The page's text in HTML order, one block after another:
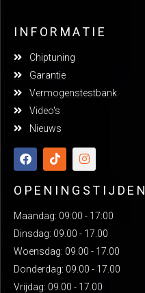
INFORMATIE
Chiptuning
Garantie
Vermogenstestbank
Video's
Nieuws
OPENINGSTIJDEN
Maandag: 09:00 - 17:00
Dinsdag: 09.00 - 17.00
Woensdag: 09.00 - 17.00
Donderdag: 09.00 - 17.00
Vrijdag: 09.00 - 17.00